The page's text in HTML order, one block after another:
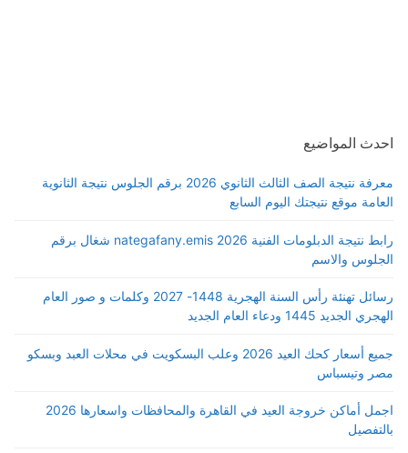
احدث المواضيع
معرفة نتيجة الصف الثالث الثانوي 2026 برقم الجلوس نتيجة الثانوية
العامة موقع نتيجتك اليوم السابع
رابط نتيجة الدبلومات الفنية 2026 nategafany.emis شغال برقم
الجلوس والاسم
رسائل تهنئة رأس السنة الهجرية 1448- 2027 وكلمات و صور العام
الهجري الجديد 1445 ودعاء العام الجديد
جميع أسعار كحك العيد 2026 وعلب البسكويت في محلات العبد وبسكو
مصر وتيسباس
اجمل أماكن خروجة العيد في القاهرة والمحافظات واسعارها 2026
بالتفصيل